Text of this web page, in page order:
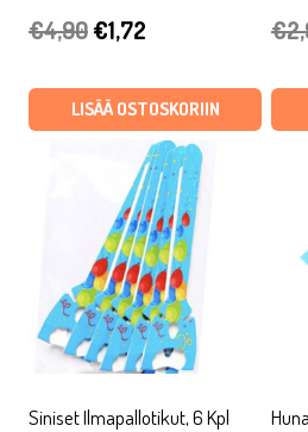
€4,90Alkuperäinen
oli:
€4,90.
€1,72
on:
€1,72.
LISÄÄ OSTOSKORIIN
€
Siniset Ilmapallotikut, 6 Kpl